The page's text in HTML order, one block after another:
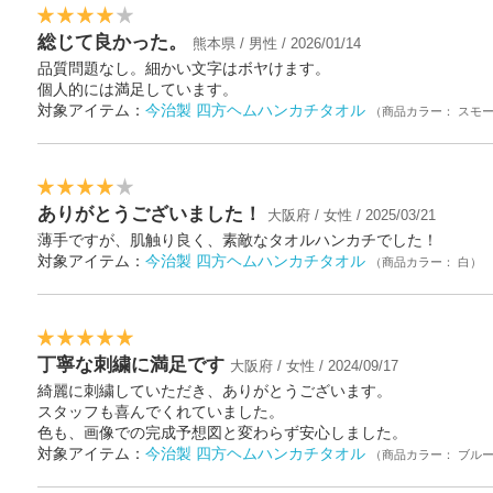
総じて良かった。 熊本県 / 男性 / 2026/01/14
品質問題なし。細かい文字はボヤけます。
個人的には満足しています。
対象アイテム： 今治製 四方ヘムハンカチタオル （商品カラー： スモ
ありがとうございました！ 大阪府 / 女性 / 2025/03/21
薄手ですが、肌触り良く、素敵なタオルハンカチでした！
対象アイテム： 今治製 四方ヘムハンカチタオル （商品カラー： 白）
丁寧な刺繍に満足です 大阪府 / 女性 / 2024/09/17
綺麗に刺繍していただき、ありがとうございます。
スタッフも喜んでくれていました。
色も、画像での完成予想図と変わらず安心しました。
対象アイテム： 今治製 四方ヘムハンカチタオル （商品カラー： ブルー